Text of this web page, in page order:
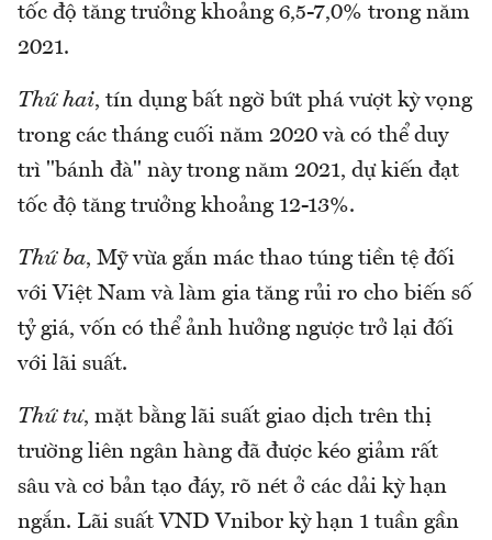
tốc độ tăng trưởng khoảng 6,5-7,0% trong năm
2021.
Thứ hai, tín dụng bất ngờ bứt phá vượt kỳ vọng
trong các tháng cuối năm 2020 và có thể duy
trì "bánh đà" này trong năm 2021, dự kiến đạt
tốc độ tăng trưởng khoảng 12-13%.
Thứ ba, Mỹ vừa gắn mác thao túng tiền tệ đối
với Việt Nam và làm gia tăng rủi ro cho biến số
tỷ giá, vốn có thể ảnh hưởng ngược trở lại đối
với lãi suất.
Thứ tư, mặt bằng lãi suất giao dịch trên thị
trường liên ngân hàng đã được kéo giảm rất
sâu và cơ bản tạo đáy, rõ nét ở các dải kỳ hạn
ngắn. Lãi suất VND Vnibor kỳ hạn 1 tuần gần